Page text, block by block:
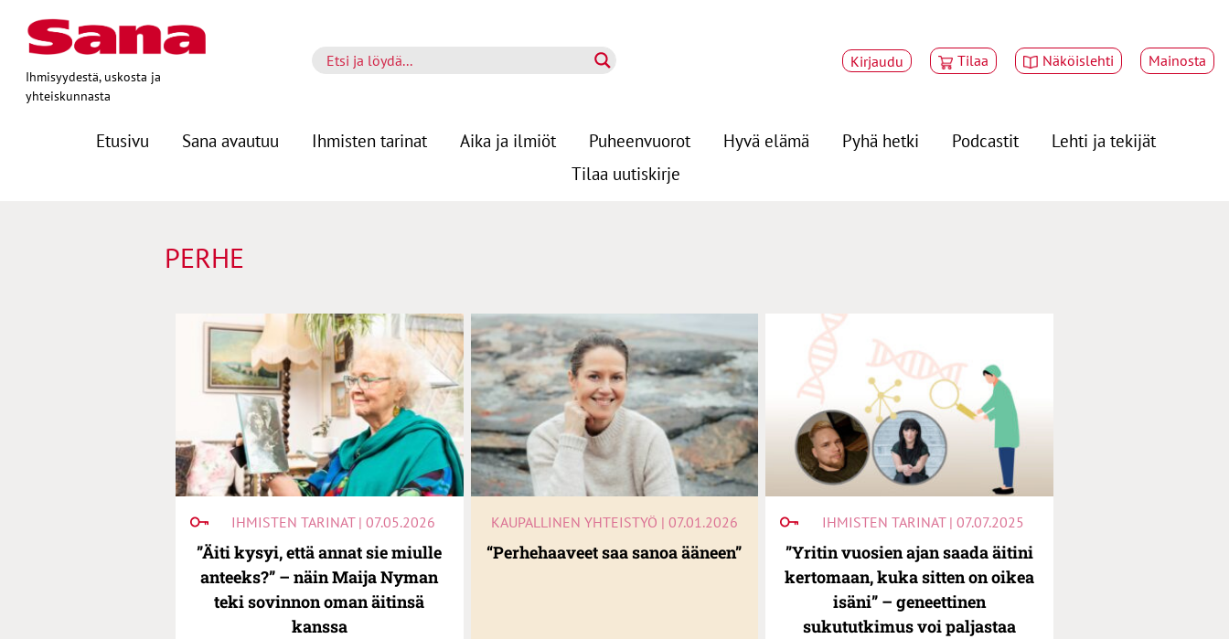
Ihmisyydestä, uskosta ja
yhteiskunnasta
Kirjaudu Tilaa Näköislehti Mainosta
Etusivu Sana avautuu Ihmisten tarinat Aika ja ilmiöt Puheenvuorot Hyvä elämä Pyhä hetki Podcastit
Lehti ja tekijät
Tilaa uutiskirje
PERHE
IHMISTEN TARINAT | 07.05.2026
”Äiti kysyi, että annat sie miulle
anteeks?” – näin Maija Nyman
teki sovinnon oman äitinsä
kanssa
KAUPALLINEN YHTEISTYÖ | 07.01.2026
“Perhehaaveet saa sanoa ääneen”
IHMISTEN TARINAT | 07.07.2025
”Yritin vuosien ajan saada äitini
kertomaan, kuka sitten on oikea
isäni” – geneettinen
sukututkimus voi paljastaa